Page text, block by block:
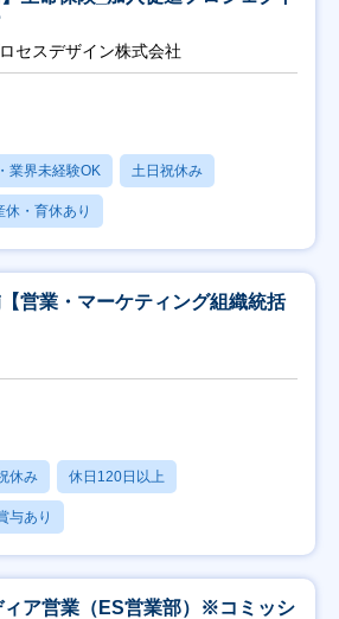
セスデザイン株式会社
業界未経験OK 土日祝休み
休・育休あり
営業・マーケティング組織統括
休み 休日120日以上
与あり
ィア営業（ES営業部）※コミッシ